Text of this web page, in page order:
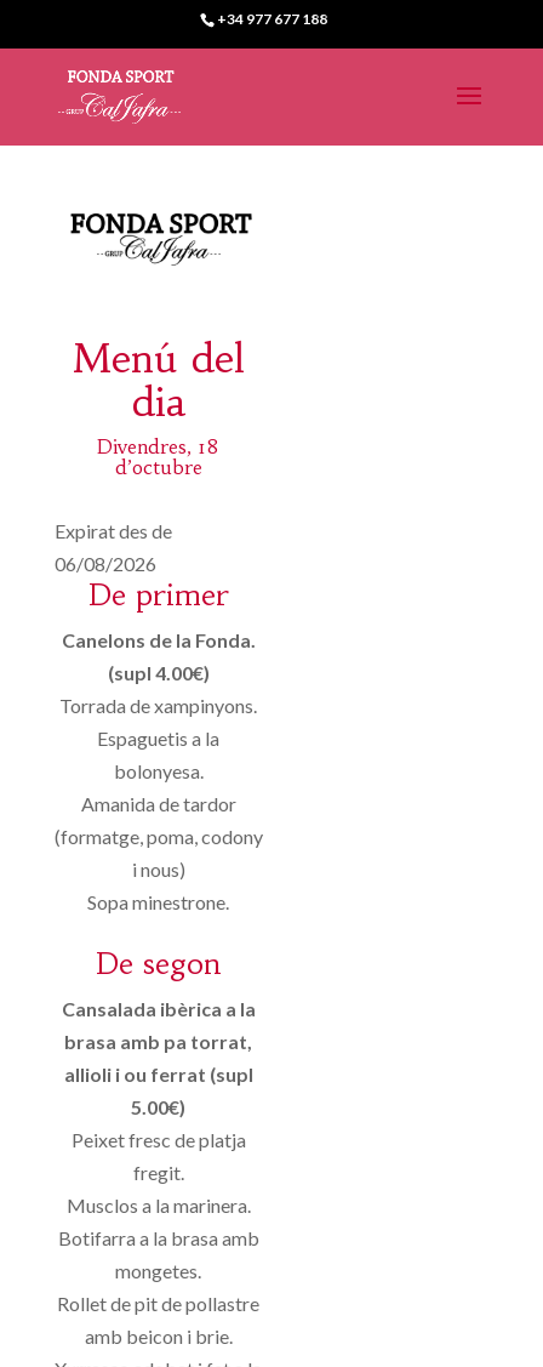
+34 977 677 188
Menú del
dia
Divendres, 18
d’octubre
Expirat des de
06/08/2026
De primer
Canelons de la Fonda.
(supl 4.00€)
Torrada de xampinyons.
Espaguetis a la
bolonyesa.
Amanida de tardor
(formatge, poma, codony
i nous)
Sopa minestrone.
De segon
Cansalada ibèrica a la
brasa amb pa torrat,
allioli i ou ferrat (supl
5.00€)
Peixet fresc de platja
fregit.
Musclos a la marinera.
Botifarra a la brasa amb
mongetes.
Rollet de pit de pollastre
amb beicon i brie.